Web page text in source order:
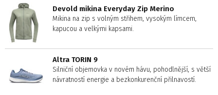
Devold mikina Everyday Zip Merino
Mikina na zip s volným střihem, vysokým límcem,
kapucou a velkými kapsami.
Altra TORIN 9
Silniční objemovka v novém hávu, pohodlnější, s větší
návratností energie a bezkonkurenční přilnavostí.